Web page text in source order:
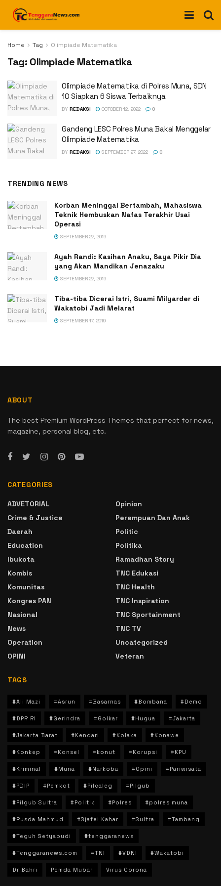
Home Tag Olimpiade Matematika
Tag: Olimpiade Matematika
Olimpiade Matematika di Polres Muna, SDN
10 Siapkan 6 Siswa Terbaiknya
BY REDAKSI OCTOBER 12, 2022 0
Gandeng LESC Polres Muna Bakal Menggelar
Olimpiade Matematika
BY REDAKSI SEPTEMBER 27, 2022 0
TRENDING NEWS
Korban Meninggal Bertambah, Mahasiswa
Teknik Hembuskan Nafas Terakhir Usai
Operasi
SEPTEMBER 27, 2019
Ayah Randi: Kasihan Anaku, Saya Pikir Dia
yang Akan Mandikan Jenazaku
SEPTEMBER 27, 2019
Tiba-tiba Dicerai Istri, Suami Milyarder di
Wakatobi Jadi Melarat
SEPTEMBER 17, 2019
ABOUT
The best Premium WordPress Themes that perfect for news,
magazine, personal blog, etc.
CATEGORIES
ADVETORIAL
Crime & Justice
Daerah
Education
Ibukota
Kombis
Komunitas
Kongres PAN
Nasional
News
Operation
OPINI
Opinion
Perempuan Dan Anak
Politic
Politika
Ramadhan Story
TNC Edukasi
TNC Health
TNC Inspiration
TNC Sportainment
TNC TV
Uncategorized
Veteran
TAGS
#Ali Mazi #Asrun #Basarnas #Bombana #Demo
#DPR RI #Gerindra #Golkar #Hugua #Jakarta
#Jakarta Barat #Kendari #Kolaka #Konawe
#Konkep #Konsel #konut #Korupsi #KPU
#Kriminal #Muna #Narkoba #Opini #Pariwisata
#PDIP #Pemkot #Pilcaleg #Pilgub
#Pilgub Sultra #Politik #Polres #polres muna
#Rusda Mahmud #Sjafei Kahar #Sultra #Tambang
#Teguh Setyabudi #tenggaranews
#Tenggaranews.com #TNI #VDNI #Wakatobi
Dr Bahri Pemda Mubar Virus Corona